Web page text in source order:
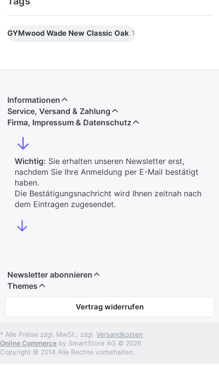
GYMwood Wade New Classic Oak 1
Informationen
Service, Versand & Zahlung
Firma, Impressum & Datenschutz
↓
Wichtig: Sie erhalten unseren Newsletter erst,
nachdem Sie Ihre Anmeldung per E-Mail bestätigt
haben.
Die Bestätigungsnachricht wird Ihnen zeitnah nach
dem Eintragen zugesendet.
↓
Newsletter abonnieren
Themes
Vertrag widerrufen
* Alle Preise zzgl. MwSt., zzgl. Versandkosten
Online Commerce by SmartStore AG © 2026
Copyright © 2014 Alle Rechte vorbehalten.